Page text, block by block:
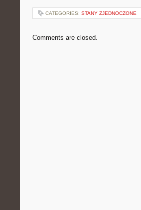
CATEGORIES: STANY ZJEDNOCZONE
Comments are closed.